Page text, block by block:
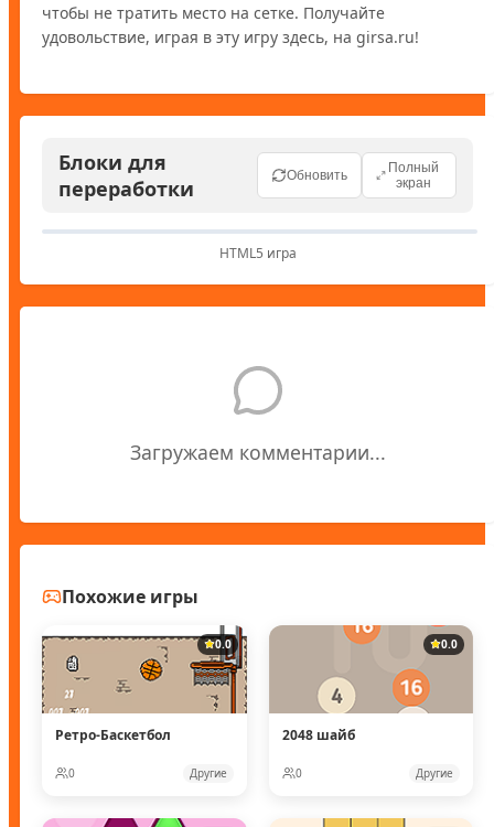
чтобы не тратить место на сетке. Получайте
удовольствие, играя в эту игру здесь, на girsa.ru!
Блоки для
переработки
Обновить
Полный
экран
HTML5 игра
Загружаем комментарии...
Похожие игры
0.0
Ретро-Баскетбол
0 Другие
0.0
2048 шайб
0 Другие